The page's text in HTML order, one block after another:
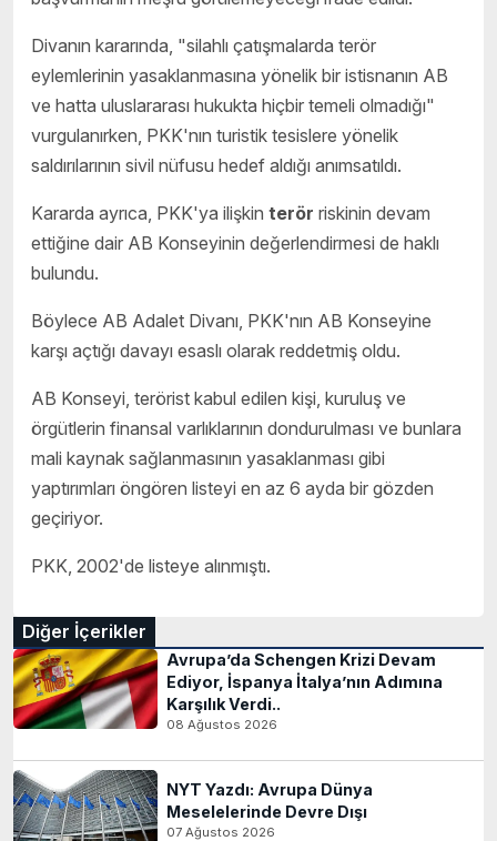
Divanın kararında, "silahlı çatışmalarda terör
eylemlerinin yasaklanmasına yönelik bir istisnanın AB
ve hatta uluslararası hukukta hiçbir temeli olmadığı"
vurgulanırken, PKK'nın turistik tesislere yönelik
saldırılarının sivil nüfusu hedef aldığı anımsatıldı.
Kararda ayrıca, PKK'ya ilişkin terör riskinin devam
ettiğine dair AB Konseyinin değerlendirmesi de haklı
bulundu.
Böylece AB Adalet Divanı, PKK'nın AB Konseyine
karşı açtığı davayı esaslı olarak reddetmiş oldu.
AB Konseyi, terörist kabul edilen kişi, kuruluş ve
örgütlerin finansal varlıklarının dondurulması ve bunlara
mali kaynak sağlanmasının yasaklanması gibi
yaptırımları öngören listeyi en az 6 ayda bir gözden
geçiriyor.
PKK, 2002'de listeye alınmıştı.
Diğer İçerikler
Avrupa’da Schengen Krizi Devam
Ediyor, İspanya İtalya’nın Adımına
Karşılık Verdi..
08 Ağustos 2026
NYT Yazdı: Avrupa Dünya
Meselelerinde Devre Dışı
07 Ağustos 2026